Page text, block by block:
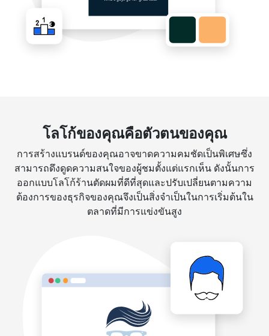
โลโก้ของคุณคือตัวตนของคุณ
การสร้างแบรนด์ของคุณอาจขาดความคมชัดเป็นพิเศษซึ่ง
สามารถดึงดูดความสนใจของผู้ชมตั้งแต่แรกเห็น ดังนั้นการ
ออกแบบโลโก้ร้านตัดผมที่ดีที่สุดและปรับเปลี่ยนตามความ
ต้องการของธุรกิจของคุณจึงเป็นสิ่งจำเป็นในการเริ่มต้นใน
ตลาดที่มีการแข่งขันสูง